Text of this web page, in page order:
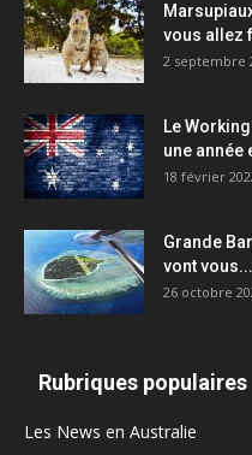
vous allez
2 septembre
Le
une année
18 février
Grande
vont vous...
26 octobre
Rubriques populaires
Les News en Australie